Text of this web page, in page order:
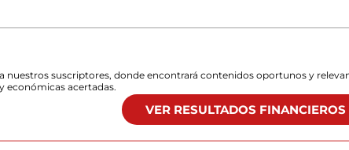
nuestros suscriptores, donde encontrará contenidos oportunos y
económicas acertadas.
VER RESULTADOS FINANCIEROS